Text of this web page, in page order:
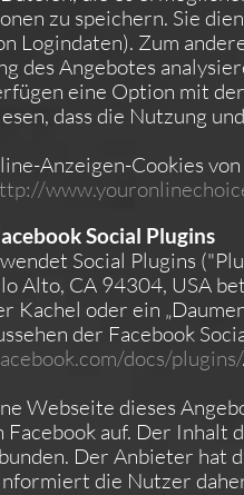
zu speichern. Sie
Logindaten). Zum
des Angebotes
eine Option mit
dass die Nutzung
Anzeigen-Cookies
Social Plugins
Social Plugins
Alto, CA 94304, USA
Kachel oder ein
der Facebook
docs/plugins/.
Webseite dieses
Facebook auf. Der
Der Anbieter hat
die Nutzer